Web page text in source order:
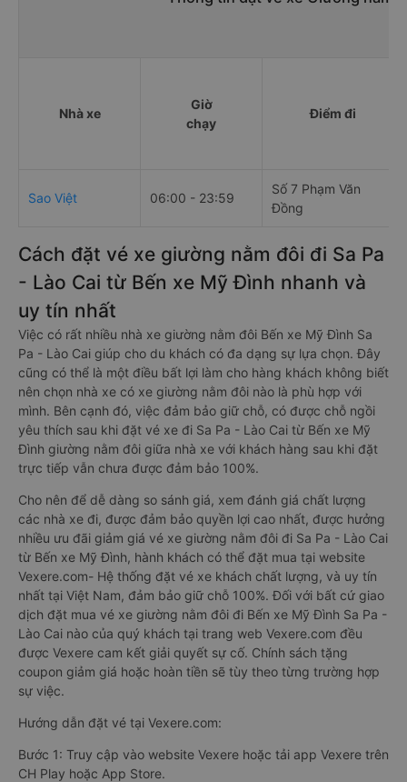
Nhà xe
Giờ
chạy
Điểm đi
Sao Việt 06:00 - 23:59
Số 7 Phạm Văn
Đồng
Cách đặt vé xe giường nằm đôi đi Sa Pa
- Lào Cai từ Bến xe Mỹ Đình nhanh và
uy tín nhất
Việc có rất nhiều nhà xe giường nằm đôi Bến xe Mỹ Đình Sa
Pa - Lào Cai giúp cho du khách có đa dạng sự lựa chọn. Đây
cũng có thể là một điều bất lợi làm cho hàng khách không biết
nên chọn nhà xe có xe giường nằm đôi nào là phù hợp với
mình. Bên cạnh đó, việc đảm bảo giữ chỗ, có được chỗ ngồi
yêu thích sau khi đặt vé xe đi Sa Pa - Lào Cai từ Bến xe Mỹ
Đình giường nằm đôi giữa nhà xe với khách hàng sau khi đặt
trực tiếp vẫn chưa được đảm bảo 100%.
Cho nên để dễ dàng so sánh giá, xem đánh giá chất lượng
các nhà xe đi, được đảm bảo quyền lợi cao nhất, được hưởng
nhiều ưu đãi giảm giá vé xe giường nằm đôi đi Sa Pa - Lào Cai
từ Bến xe Mỹ Đình, hành khách có thể đặt mua tại website
Vexere.com- Hệ thống đặt vé xe khách chất lượng, và uy tín
nhất tại Việt Nam, đảm bảo giữ chỗ 100%. Đối với bất cứ giao
dịch đặt mua vé xe giường nằm đôi đi Bến xe Mỹ Đình Sa Pa -
Lào Cai nào của quý khách tại trang web Vexere.com đều
được Vexere cam kết giải quyết sự cố. Chính sách tặng
coupon giảm giá hoặc hoàn tiền sẽ tùy theo từng trường hợp
sự việc.
Hướng dẫn đặt vé tại Vexere.com:
Bước 1: Truy cập vào website Vexere hoặc tải app Vexere trên
CH Play hoặc App Store.